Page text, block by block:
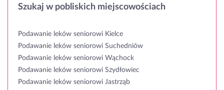
Szukaj w pobliskich miejscowościach
Podawanie leków seniorowi Kielce
Podawanie leków seniorowi Suchedniów
Podawanie leków seniorowi Wąchock
Podawanie leków seniorowi Szydłowiec
Podawanie leków seniorowi Jastrząb